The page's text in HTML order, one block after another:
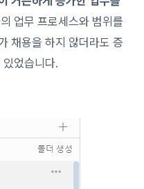
업무 프로세스와 범위를
채용을 하지 않더라도 증
었습니다.